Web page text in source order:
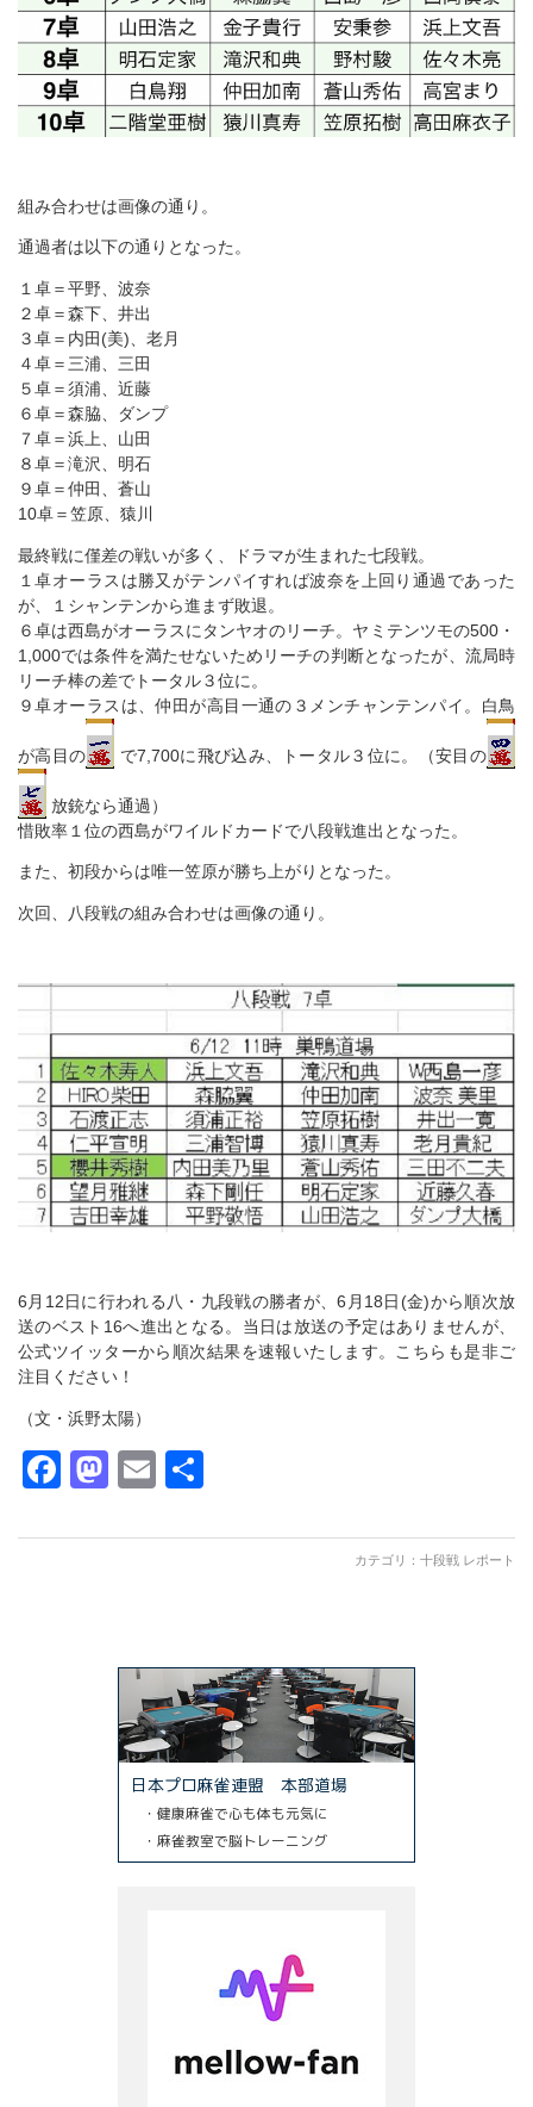
組み合わせは画像の通り。
通過者は以下の通りとなった。
１卓＝平野、波奈
２卓＝森下、井出
３卓＝内田(美)、老月
４卓＝三浦、三田
５卓＝須浦、近藤
６卓＝森脇、ダンプ
７卓＝浜上、山田
８卓＝滝沢、明石
９卓＝仲田、蒼山
10卓＝笠原、猿川
最終戦に僅差の戦いが多く、ドラマが生まれた七段戦。
１卓オーラスは勝又がテンパイすれば波奈を上回り通過であった
が、１シャンテンから進まず敗退。
６卓は西島がオーラスにタンヤオのリーチ。ヤミテンツモの500・
1,000では条件を満たせないためリーチの判断となったが、流局時
リーチ棒の差でトータル３位に。
９卓オーラスは、仲田が高目一通の３メンチャンテンパイ。白鳥
が高目の で7,700に飛び込み、トータル３位に。（安目の
放銃なら通過）
惜敗率１位の西島がワイルドカードで八段戦進出となった。
また、初段からは唯一笠原が勝ち上がりとなった。
次回、八段戦の組み合わせは画像の通り。
6月12日に行われる八・九段戦の勝者が、6月18日(金)から順次放
送のベスト16へ進出となる。当日は放送の予定はありませんが、
公式ツイッターから順次結果を速報いたします。こちらも是非ご
注目ください！
（文・浜野太陽）
Facebook
Mastodon
Email
カテゴリ： 十段戦 レポート
日本プロ麻雀連盟 本部道場
・健康麻雀で心も体も元気に
・麻雀教室で脳トレーニング